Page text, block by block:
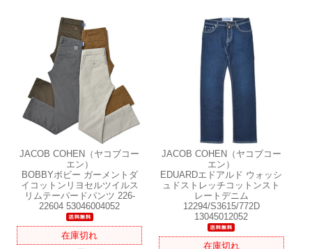
JACOB COHEN（ヤコブコー
エン）
BOBBYボビー ガーメントダ
イコットンリヨセルツイルス
リムテーパードパンツ 226-
22604 53046004052
在庫切れ
JACOB COHEN（ヤコブコー
エン）
EDUARDエドアルド ウォッシ
ュドストレッチコットンスト
レートデニム
12294/S3615/772D
13045012052
在庫切れ